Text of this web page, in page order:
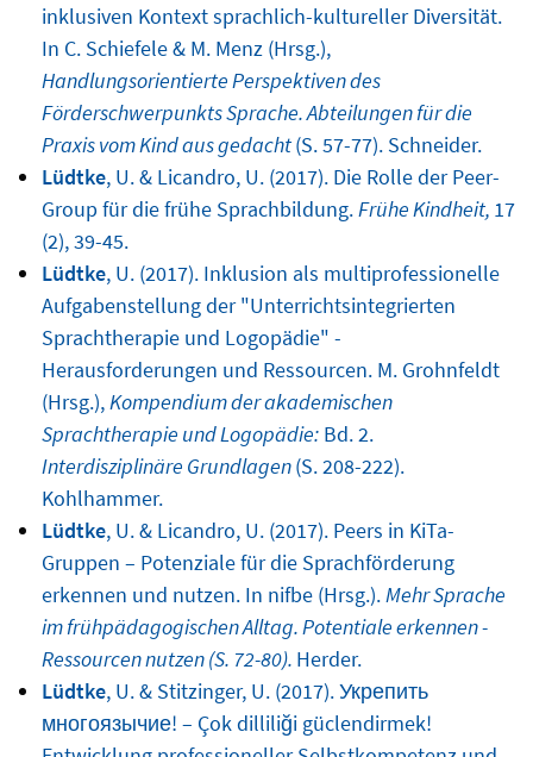
inklusiven Kontext sprachlich-kultureller Diversität.
In C. Schiefele & M. Menz (Hrsg.),
Handlungsorientierte Perspektiven des
Förderschwerpunkts Sprache. Abteilungen für die
Praxis vom Kind aus gedacht(S. 57-77). Schneider.
Lüdtke, U. & Licandro, U. (2017). Die Rolle der Peer-
Group für die frühe Sprachbildung.Frühe Kindheit, 17
(2), 39-45.
Lüdtke, U. (2017). Inklusion als multiprofessionelle
Aufgabenstellung der "Unterrichtsintegrierten
Sprachtherapie und Logopädie" -
Herausforderungen und Ressourcen. M. Grohnfeldt
(Hrsg.),Kompendium der akademischen
Sprachtherapie und Logopädie:Bd. 2.
Interdisziplinäre Grundlagen(S. 208-222).
Kohlhammer.
Lüdtke, U. & Licandro, U. (2017). Peers in KiTa-
Gruppen – Potenziale für die Sprachförderung
erkennen und nutzen. In nifbe (Hrsg.).Mehr Sprache
im frühpädagogischen Alltag. Potentiale erkennen -
Ressourcen nutzen (S. 72-80). Herder.
Lüdtke, U. & Stitzinger, U. (2017). Укрепить
многоязычие! – Çok dilliliği güclendirmek!